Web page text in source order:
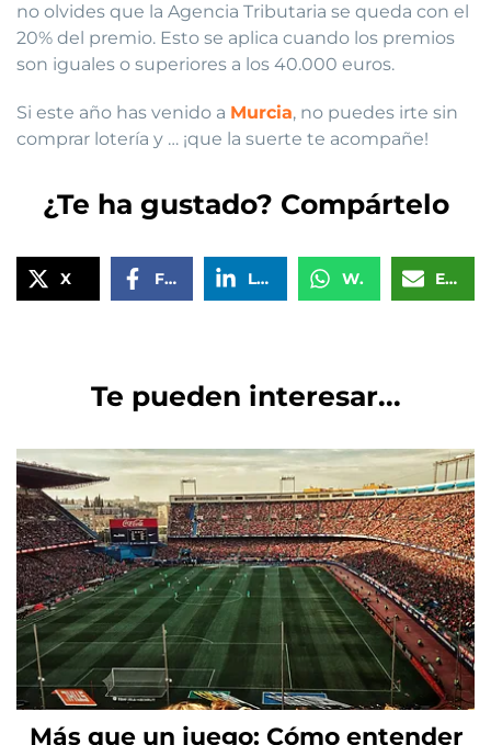
no olvides que la Agencia Tributaria se queda con el
20% del premio. Esto se aplica cuando los premios
son iguales o superiores a los 40.000 euros.
Si este año has venido a Murcia, no puedes irte sin
comprar lotería y … ¡que la suerte te acompañe!
¿Te ha gustado? Compártelo
X Facebook LinkedIn WhatsApp Email
Te pueden interesar...
Más que un juego: Cómo entender